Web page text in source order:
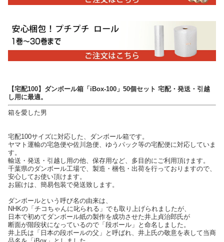
【宅配100】ダンボール箱「iBox-100」50個セット 宅配・発送・引越
し用に最適。
箱を愛した男
宅配100サイズに対応した、ダンボール箱です。
ヤマト運輸の宅急便や佐川急便、ゆうパック等の宅配便に対応していま
す。
輸送・発送・引越し用の他、保存用など、多目的にご利用頂けます。
千葉県のダンボール工場で、製造・梱包・出荷を行っておりますので、
安心してお使い頂けます。
お届けは、簡易包装で発送致します。
ダンボールという呼び名の由来は、
NHKの「チコちゃんに叱られる」でも取り上げられましたが、
日本で初めてダンボール紙の製作を成功させた井上貞治郎氏が
断面が階段状になっているので「段ボール」と命名しました。
井上氏は「日本の段ボールの父」と呼ばれ、井上氏の敬意を表して当商